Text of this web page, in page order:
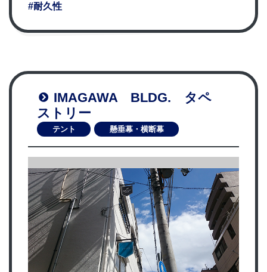
#耐久性
IMAGAWA BLDG. タペ
ストリー
テント 懸垂幕・横断幕